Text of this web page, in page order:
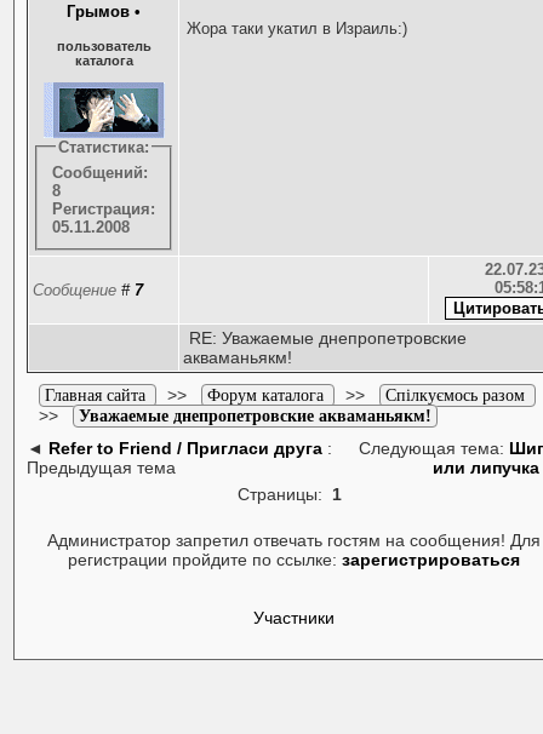
Грымов •
пользователь
каталога
Статистика:
Сообщений:
8
Регистрация:
05.11.2008
Жора таки укатил в Израиль:)
Сообщение# 7
RE: Уважаемые днепропетровские
акваманьякм!
Главная сайта >> Форум каталога >> Спілкуємось разом
>> Уважаемые днепропетровские акваманьякм!
◄ Refer to Friend / Пригласи друга :
Предыдущая тема
Следующая тема:
или липучка
Страницы: 1
Администратор запретил отвечать гостям на сообщения! Для
регистрации пройдите по ссылке:зарегистрироваться
Участники